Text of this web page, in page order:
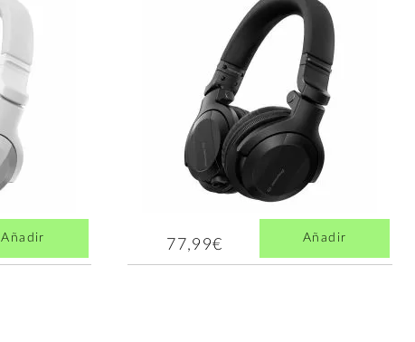
Añadir 77,99€ Añadir